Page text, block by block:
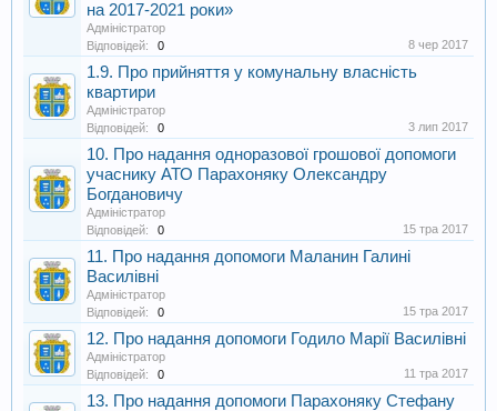
на 2017-2021 роки»
Адміністратор
Відповідей:
0 8 чер 2017
1.9. Про прийняття у комунальну власність
квартири
Адміністратор
Відповідей:
0 3 лип 2017
10. Про надання одноразової грошової допомоги
учаснику АТО Парахоняку Олександру
Богдановичу
Адміністратор
Відповідей:
0 15 тра 2017
11. Про надання допомоги Маланин Галині
Василівні
Адміністратор
Відповідей:
0 15 тра 2017
12. Про надання допомоги Годило Марії Василівні
Адміністратор
Відповідей:
0 11 тра 2017
13. Про надання допомоги Парахоняку Стефану